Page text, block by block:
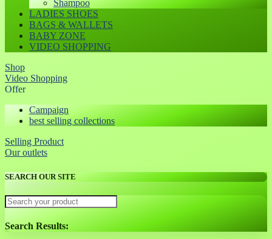
Shampoo
LADIES SHOES
BAGS & WALLETS
BABY ZONE
VIDEO SHOPPING
Shop
Video Shopping
Offer
Campaign
best selling collections
Selling Product
Our outlets
SEARCH OUR SITE
Search Results: